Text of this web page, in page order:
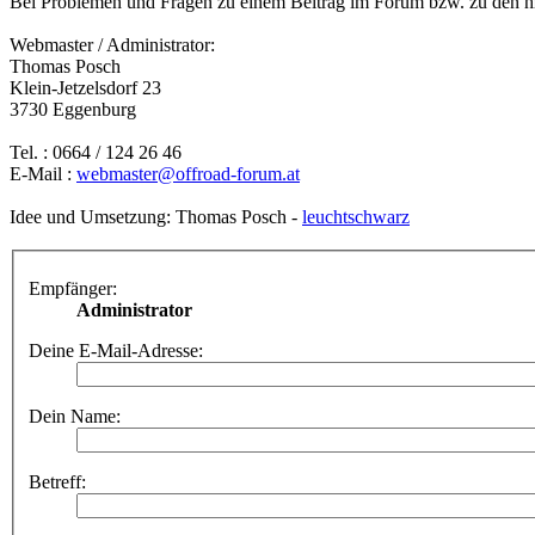
Webmaster / Administrator:
Thomas Posch
Klein-Jetzelsdorf 23
3730 Eggenburg
Tel. : 0664 / 124 26 46
E-Mail : webmaster@offroad-forum.at
Idee und Umsetzung: Thomas Posch - leuchtschwarz
Empfänger:
Administrator
Deine E-Mail-Adresse:
Dein Name:
Betreff: